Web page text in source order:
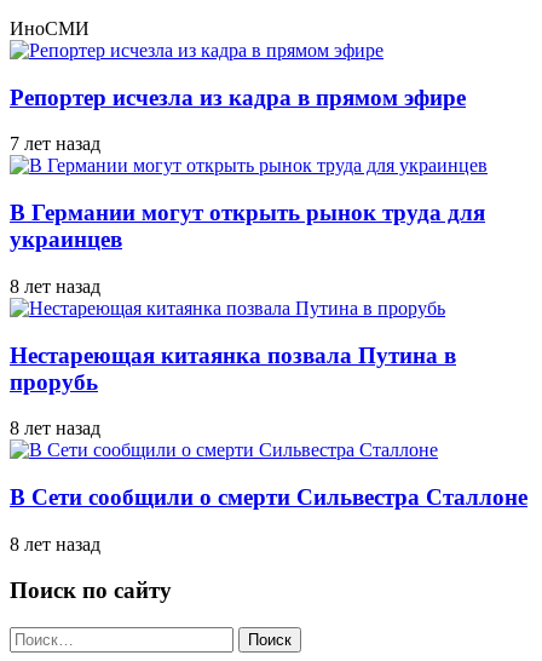
ИноСМИ
Репортер исчезла из кадра в прямом эфире
7 лет назад
В Германии могут открыть рынок труда для
украинцев
8 лет назад
Нестареющая китаянка позвала Путина в
прорубь
8 лет назад
В Сети сообщили о смерти Сильвестра Сталлоне
8 лет назад
Поиск по сайту
Найти: